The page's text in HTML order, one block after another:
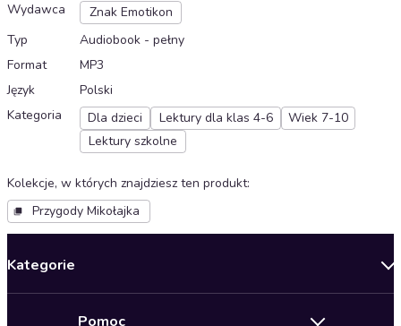
Wydawca
Znak Emotikon
Typ
Audiobook - pełny
Format
MP3
Język
Polski
Kategoria
Dla dzieci Lektury dla klas 4-6
Wiek 7-10
Lektury szkolne
Kolekcje, w których znajdziesz ten produkt:
Przygody Mikołajka
Kategorie
Pomoc